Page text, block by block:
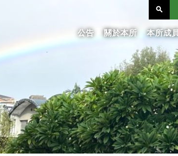
search
公告 關於本所 本所成